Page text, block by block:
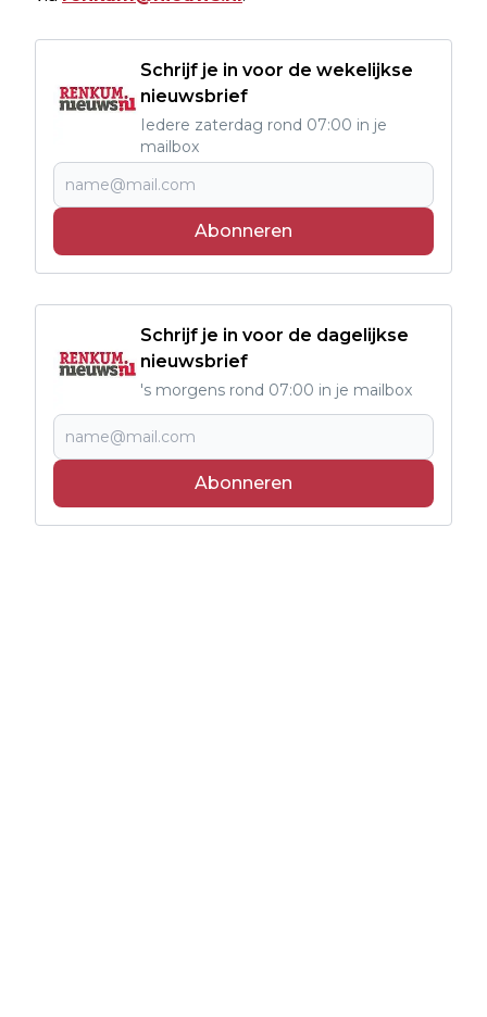
Schrijf je in voor de wekelijkse
nieuwsbrief
Iedere zaterdag rond 07:00 in je
mailbox
Abonneren
Schrijf je in voor de dagelijkse
nieuwsbrief
's morgens rond 07:00 in je mailbox
Abonneren